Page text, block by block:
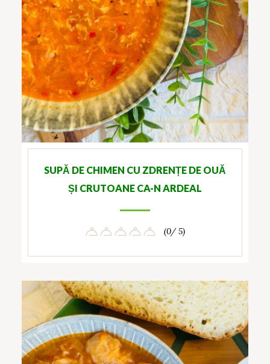
SUPĂ DE CHIMEN CU ZDRENȚE DE OUĂ
ȘI CRUTOANE CA-N ARDEAL
(0/ 5)